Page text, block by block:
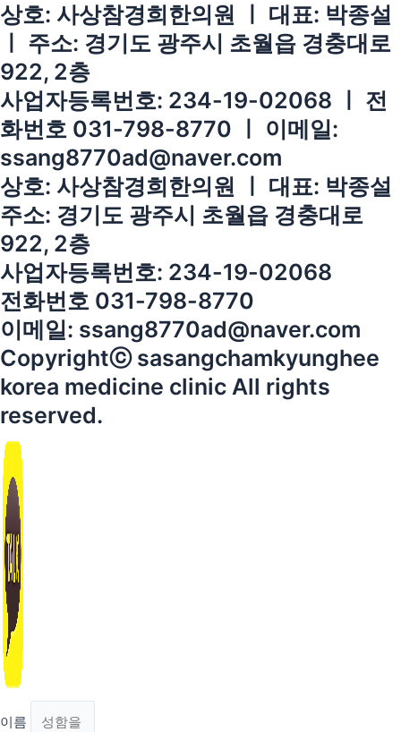
상호: 사상참경희한의원 ㅣ 대표: 박종설
ㅣ 주소: 경기도 광주시 초월읍 경충대로
922, 2층
사업자등록번호: 234-19-02068 ㅣ 전
화번호 031-798-8770 ㅣ 이메일:
ssang8770ad@naver.com
상호: 사상참경희한의원 ㅣ 대표: 박종설
주소: 경기도 광주시 초월읍 경충대로
922, 2층
사업자등록번호: 234-19-02068
전화번호 031-798-8770
이메일: ssang8770ad@naver.com
Copyrightⓒ sasangchamkyunghee
korea medicine clinic All rights
reserved.
이름